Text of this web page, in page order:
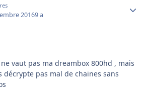
20169 a
vaut pas ma dreambox 800hd , mais
pas mal de chaines sans